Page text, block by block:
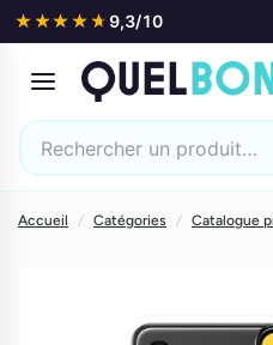
★★★★★
★★★★★ 9,3/10
Accueil / Catégories / Catalogue